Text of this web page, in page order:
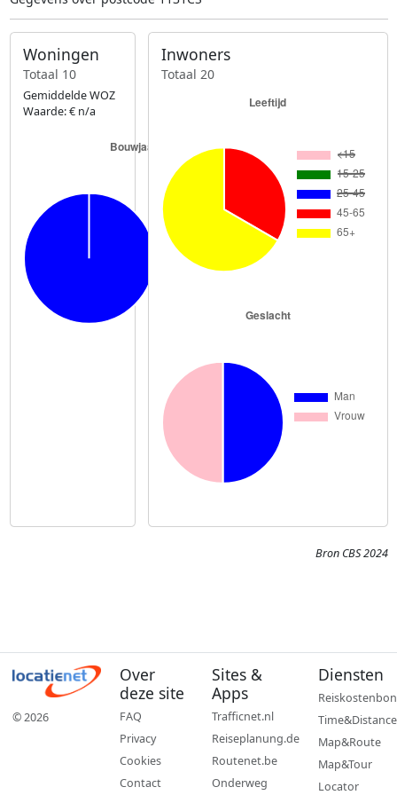
Woningen
Totaal 10
Gemiddelde WOZ
Waarde: € n/a
Inwoners
Totaal 20
Bron CBS 2024
© 2026
Over
deze site
FAQ
Privacy
Cookies
Contact
Sites &
Apps
Trafficnet.nl
Reiseplanung.de
Routenet.be
Onderweg
Diensten
Reiskostenbon
Time&Distance
Map&Route
Map&Tour
Locator